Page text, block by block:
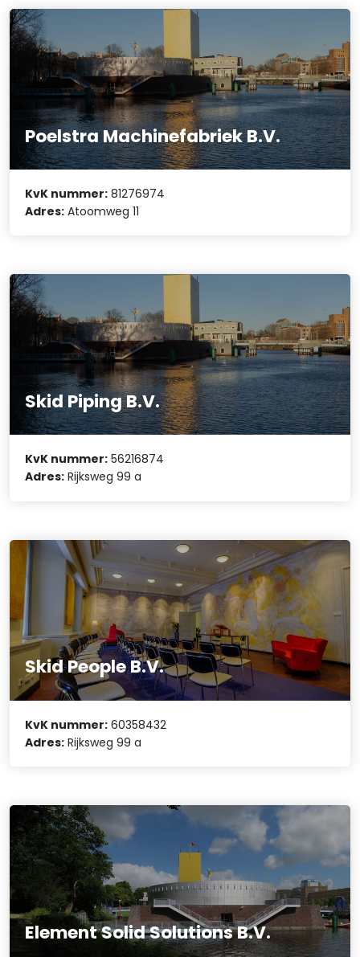
Poelstra Machinefabriek B.V.
KvK nummer: 81276974
Adres: Atoomweg 11
Skid Piping B.V.
KvK nummer: 56216874
Adres: Rijksweg 99 a
Skid People B.V.
KvK nummer: 60358432
Adres: Rijksweg 99 a
Element Solid Solutions B.V.